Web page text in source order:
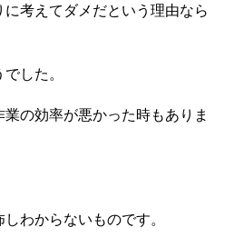
考えてダメだという理由なら
した。
の効率が悪かった時もありま
わからないものです。